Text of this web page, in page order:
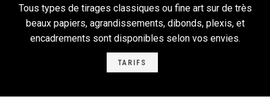
Tous types de tirages classiques ou fine art sur de très
beaux papiers, agrandissements, dibonds, plexis, et
encadrements sont disponibles selon vos envies.
TARIFS